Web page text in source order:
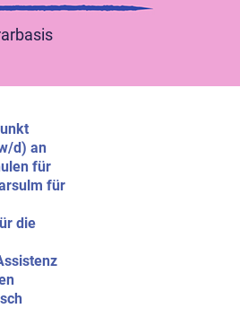
d) an
für
für
die